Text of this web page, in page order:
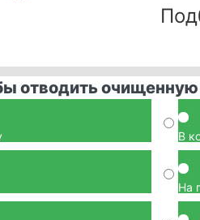
отводить
В
На